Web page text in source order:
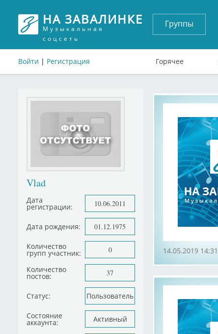
НА ЗАВАЛИНКЕ
Музыкальная
соцсеть
Войти | Регистрация
Группы
Горячее
Vlad
Дата
регистрации: 10.06.2011
Дата рождения: 01.12.1975
Количество
групп участник: 0
Количество
постов: 37
Статус: Пользователь
Состояние
аккаунта: Активный
14.05.2019 14:31